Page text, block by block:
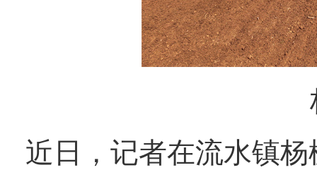
近日，记者在流水镇